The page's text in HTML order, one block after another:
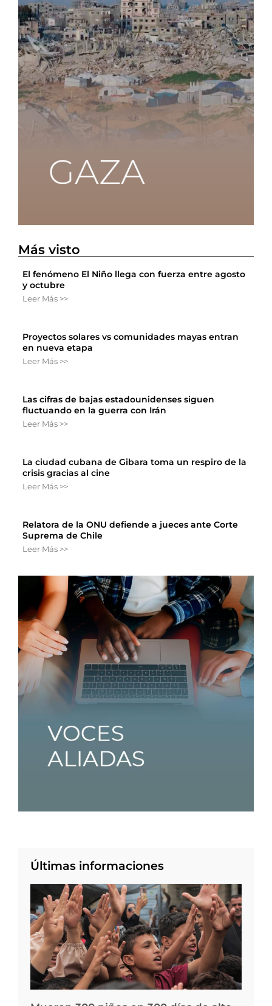
Más visto
El fenómeno El Niño llega con fuerza entre agosto
y octubre
Leer Más >>
Proyectos solares vs comunidades mayas entran
en nueva etapa
Leer Más >>
Las cifras de bajas estadounidenses siguen
fluctuando en la guerra con Irán
Leer Más >>
La ciudad cubana de Gibara toma un respiro de la
crisis gracias al cine
Leer Más >>
Relatora de la ONU defiende a jueces ante Corte
Suprema de Chile
Leer Más >>
Últimas informaciones